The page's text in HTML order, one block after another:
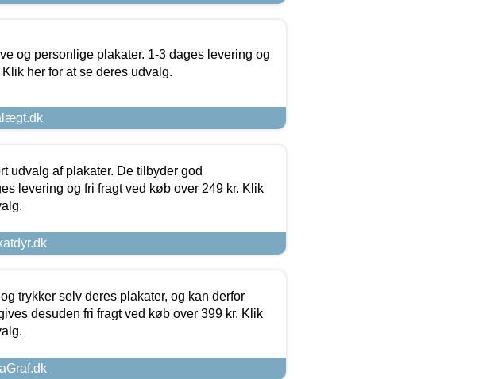
og personlige plakater. 1-3 dages levering og
her for at se deres udvalg.
udvalg af plakater. De tilbyder god
levering og fri fragt ved køb over 249 kr. Klik
trykker selv deres plakater, og kan derfor
desuden fri fragt ved køb over 399 kr. Klik